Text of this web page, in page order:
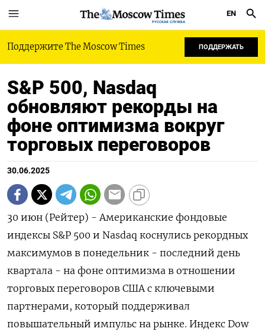
РУССКАЯ СЛУЖБА
EN
Поддержите The Moscow Times ПОДДЕРЖАТЬ
S&P 500, Nasdaq
обновляют рекорды на
фоне оптимизма вокруг
торговых переговоров
30.06.2025
30 июн (Рейтер) - Американские фондовые
индексы S&P 500 и Nasdaq коснулись рекордных
максимумов в понедельник - последний день
квартала - на фоне оптимизма в отношении
торговых переговоров США с ключевыми
партнерами, который поддерживал
повышательный импульс на рынке. Индекс Dow